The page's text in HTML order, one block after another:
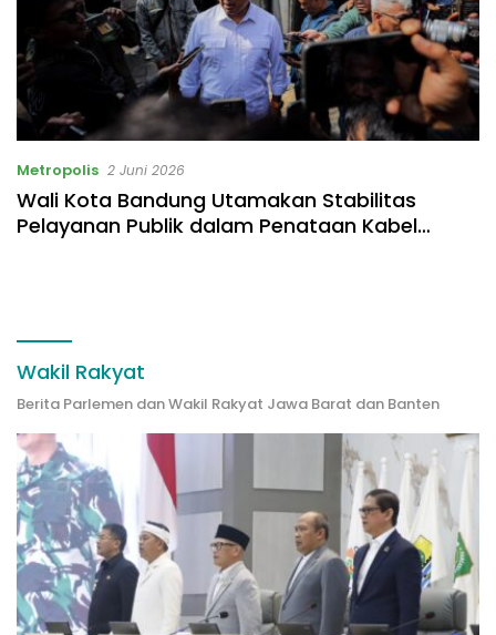
Metropolis 2 Juni 2026
Wali Kota Bandung Utamakan Stabilitas
Pelayanan Publik dalam Penataan Kabel
Wakil Rakyat
Berita Parlemen dan Wakil Rakyat Jawa Barat dan Banten